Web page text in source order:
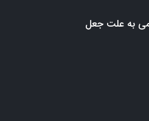
به علت جعل